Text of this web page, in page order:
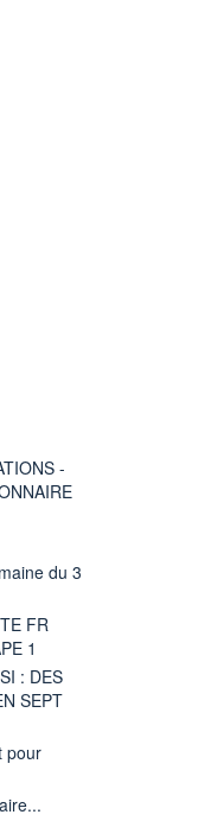
-
du 3
FR
1
: DES
SEPT
pour